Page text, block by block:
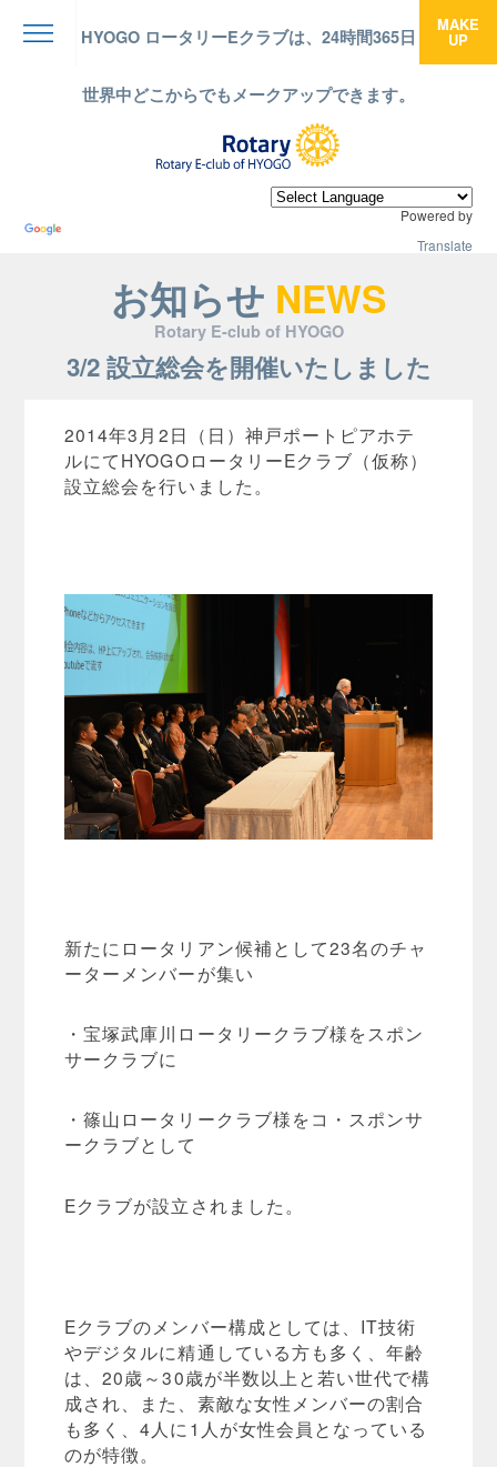
HYOGO ロータリーEクラブは、24時間365日
世界中どこからでもメークアップできます。
MAKE
UP
Powered by
Translate
お知らせ NEWS
Rotary E-club of HYOGO
3/2 設立総会を開催いたしました
2014年3月2日（日）神戸ポートピアホテ
ルにてHYOGOロータリーEクラブ（仮称）
設立総会を行いました。
新たにロータリアン候補として23名のチャ
ーターメンバーが集い
・宝塚武庫川ロータリークラブ様をスポン
サークラブに
・篠山ロータリークラブ様をコ・スポンサ
ークラブとして
Eクラブが設立されました。
Eクラブのメンバー構成としては、IT技術
やデジタルに精通している方も多く、年齢
は、20歳～30歳が半数以上と若い世代で構
成され、また、素敵な女性メンバーの割合
も多く、4人に1人が女性会員となっている
のが特徴。